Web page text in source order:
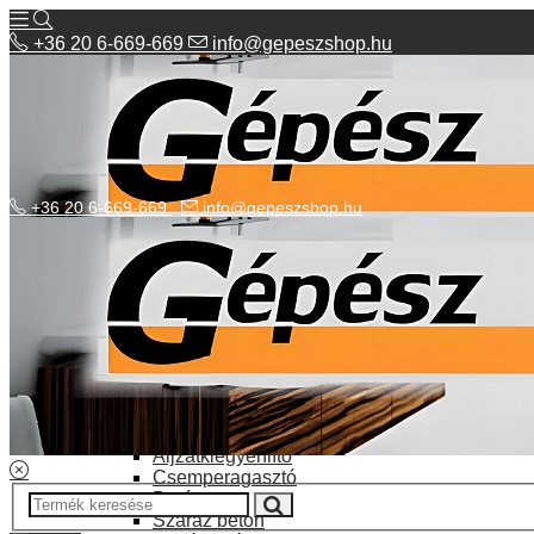
+36 20 6-669-669 info@gepeszshop.hu
Kategóriák menü
Bolhapiac
Burkolatok
Elektromos fűtés
Építkezés, fejújítás
Alapozó festék
Aljzatkiegyenlítő
Csemperagasztó
Poráru
Száraz beton
+36 20 6-669-669 info@gepeszshop.hu